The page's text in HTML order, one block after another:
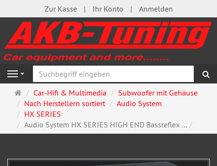
Zur Kasse Ihr Konto Anmelden
Navigation
Startseite
Car-Hifi & Multimedia
Subwoofer mit Gehäuse
Nach Herstellern sortiert
Audio System
HX SERIES
Audio System HX SERIES HIGH END Bassreflex ...